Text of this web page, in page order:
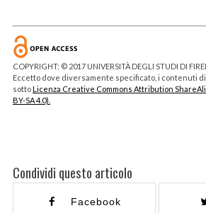
COPYRIGHT: © 2017 UNIVERSITÀ DEGLI STUDI DI
Eccetto dove diversamente specificato, i contenuti
sottoLicenza Creative Commons Attribution
BY-SA 4.0).
Condividi questo articolo
Facebook